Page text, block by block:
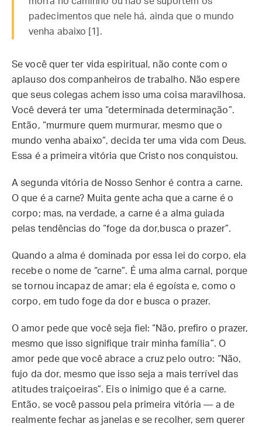
padecimentos que nele há, ainda que o mundo
venha abaixo [1].
Se você quer ter vida espiritual, não conte com o
aplauso dos companheiros de trabalho. Não espere
que seus colegas achem isso uma coisa maravilhosa.
Você deverá ter uma “determinada determinação”.
Então, “murmure quem murmurar, mesmo que o
mundo venha abaixo”, decida ter uma vida com Deus.
Essa é a primeira vitória que Cristo nos conquistou.
A segunda vitória de Nosso Senhor é contra a carne.
O que é a carne? Muita gente acha que a carne é o
corpo; mas, na verdade, a carne é a alma guiada
pelas tendências do “foge da dor,busca o prazer”.
Quando a alma é dominada por essa lei do corpo, ela
recebe o nome de “carne”. É uma alma carnal, porque
se tornou incapaz de amar; ela é egoísta e, como o
corpo, em tudo foge da dor e busca o prazer.
O amor pede que você seja fiel: “Não, prefiro o prazer,
mesmo que isso signifique trair minha família”. O
amor pede que você abrace a cruz pelo outro: “Não,
fujo da dor, mesmo que isso seja a mais terrível das
atitudes traiçoeiras”. Eis o inimigo que é a carne.
Então, se você passou pela primeira vitória — a de
realmente fechar as janelas e se recolher, sem querer